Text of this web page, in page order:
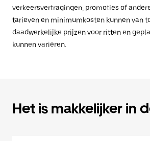
verkeersvertragingen, promoties of
tarieven en minimumkosten kunnen van
daadwerkelijke prijzen voor ritten en
kunnen variëren.
Het is makkelijker in